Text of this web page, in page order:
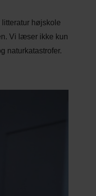
højskole
Vi læser ikke kun
naturkatastrofer.